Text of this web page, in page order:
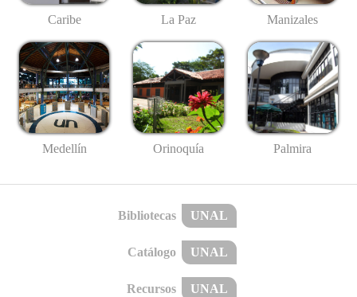
Caribe La Paz Manizales
Medellín Orinoquía Palmira
Bibliotecas UNAL
Catálogo UNAL
Recursos UNAL